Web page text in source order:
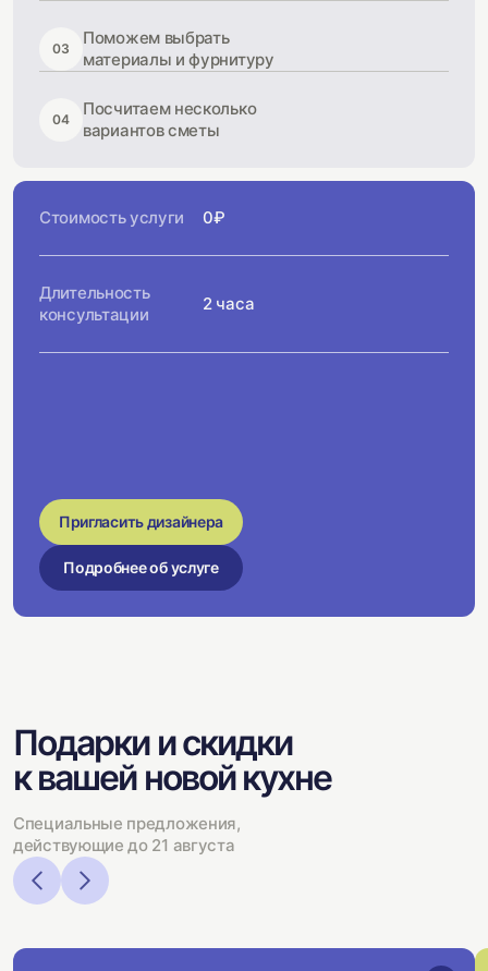
03
Поможем выбрать
материалы и фурнитуру
04
Посчитаем несколько
вариантов сметы
Стоимость услуги 0₽
Длительность
консультации
2 часа
Пригласить дизайнера
Подробнее об услуге
Подарки и скидки
к вашей новой кухне
Специальные предложения,
действующие до 21 августа